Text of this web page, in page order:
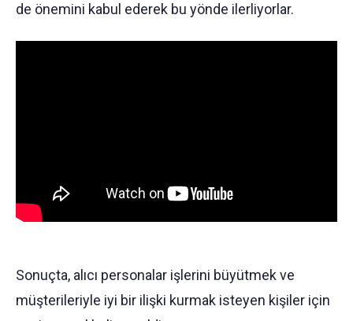
de önemini kabul ederek bu yönde ilerliyorlar.
Sonuçta, alıcı personalar işlerini büyütmek ve
müşterileriyle iyi bir ilişki kurmak isteyen kişiler için